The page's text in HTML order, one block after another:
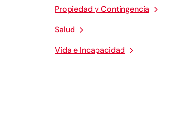
Propiedad y Contingencia
Salud
Vida e Incapacidad